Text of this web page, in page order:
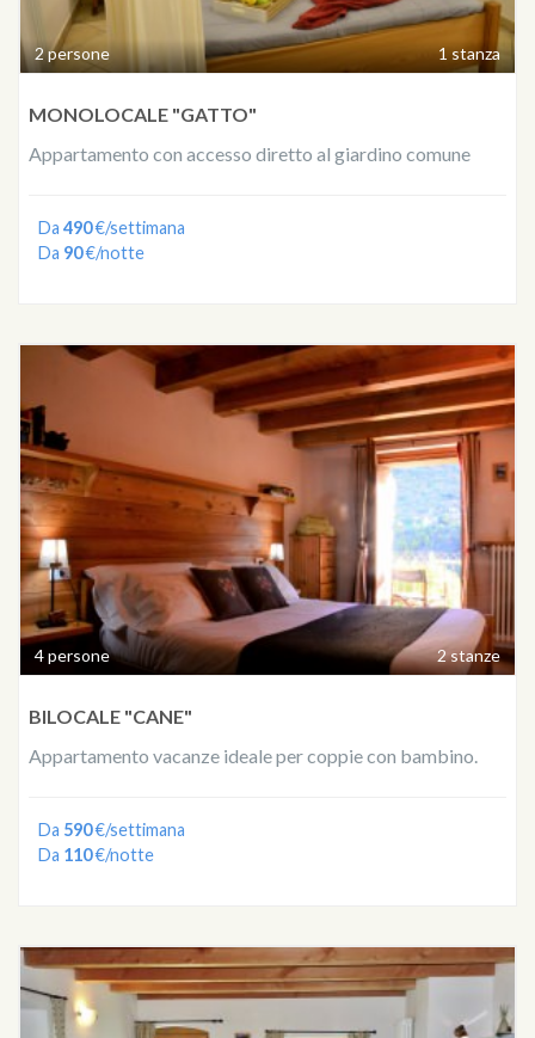
2 persone 1 stanza
MONOLOCALE "GATTO"
Appartamento con accesso diretto al giardino comune
Da 490€/settimana
Da 90€/notte
4 persone 2 stanze
BILOCALE "CANE"
Appartamento vacanze ideale per coppie con bambino.
Da 590€/settimana
Da 110€/notte